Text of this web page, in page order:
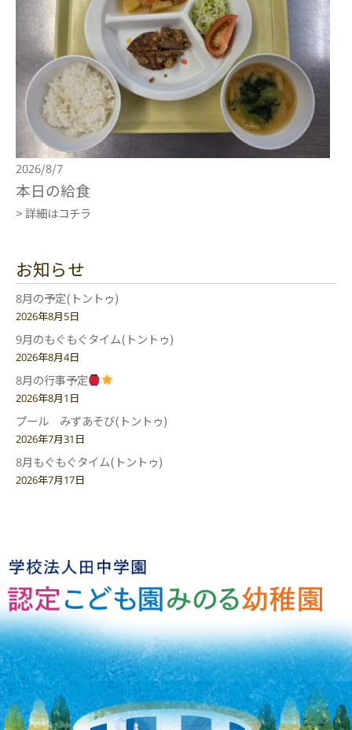
2026/8/7
本日の給食
> 詳細はコチラ
お知らせ
8月の予定(トントゥ)
2026年8月5日
9月のもぐもぐタイム(トントゥ)
2026年8月4日
8月の行事予定
2026年8月1日
プール みずあそび(トントゥ)
2026年7月31日
8月もぐもぐタイム(トントゥ)
2026年7月17日